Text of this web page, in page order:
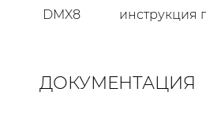
DMX8
инструкция
ДОКУМЕНТАЦИЯ